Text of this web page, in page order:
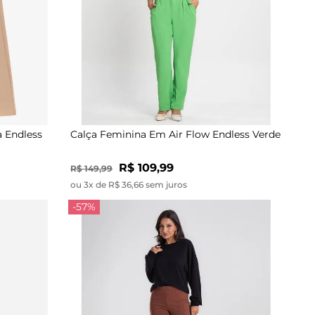
Endless Calça Feminina Em Air Flow Endless Verde
R$ 149,99 R$ 109,99
ou 3x de R$ 36,66 sem juros
-57%